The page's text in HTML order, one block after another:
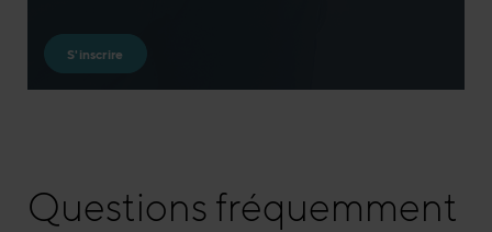
S'inscrire
Questions fréquemment